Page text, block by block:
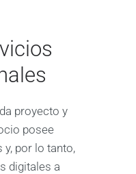
proyecto y
posee
por lo tanto,
digitales a